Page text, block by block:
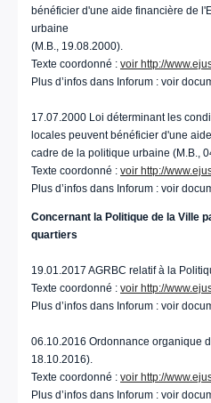
bénéficier d'une aide financière de
urbaine
(M.B., 19.08.2000).
Texte coordonné : voir http://
Plus d’infos dans Inforum : voir
17.07.2000 Loi déterminant les
locales peuvent bénéficier d'une
cadre de la politique urbaine (M.B.,
Texte coordonné : voir http://
Plus d’infos dans Inforum : voir
Concernant la Politique de la Ville
quartiers
19.01.2017 AGRBC relatif à la
Texte coordonné : voir http://
Plus d’infos dans Inforum : voir
06.10.2016 Ordonnance organique
18.10.2016).
Texte coordonné : voir http://
Plus d’infos dans Inforum : voir